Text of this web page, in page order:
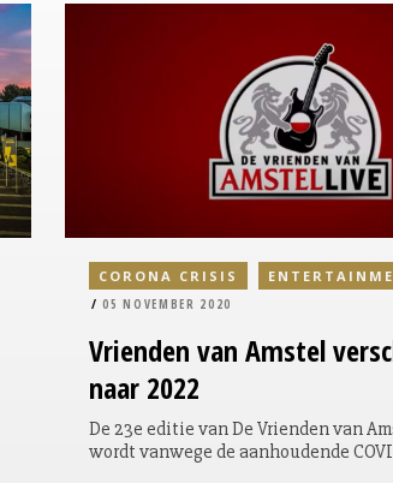
Vriendenvan Amstel
naar 2022
De 23e editie van De Vrienden van
wordt vanwege de aanhoudende
CORONA CRISIS
05 NOVEMBER 2020